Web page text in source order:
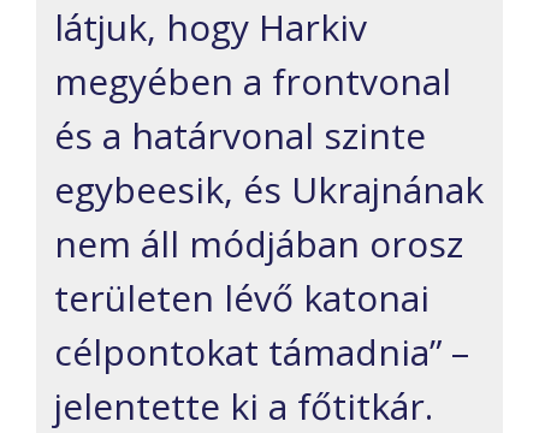
látjuk, hogy Harkiv
megyében a frontvonal
és a határvonal szinte
egybeesik, és Ukrajnának
nem áll módjában orosz
területen lévő katonai
célpontokat támadnia” –
jelentette ki a főtitkár.